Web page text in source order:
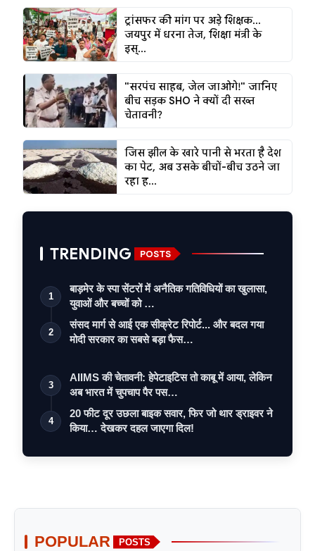
ट्रांसफर की मांग पर अड़े शिक्षक...
जयपुर में धरना तेज, शिक्षा मंत्री के
इस्...
"सरपंच साहब, जेल जाओगे!" जानिए
बीच सड़क SHO ने क्यों दी सख्त
चेतावनी?
जिस झील के खारे पानी से भरता है देश
का पेट, अब उसके बीचों-बीच उठने जा
रहा ह...
TRENDING POSTS
1
बाड़मेर के स्पा सेंटरों में अनैतिक गतिविधियों का खुलासा,
युवाओं और बच्चों को …
2
संसद मार्ग से आई एक सीक्रेट रिपोर्ट... और बदल गया
मोदी सरकार का सबसे बड़ा फैस…
3
AIIMS की चेतावनी: हेपेटाइटिस तो काबू में आया, लेकिन
अब भारत में चुपचाप पैर पस…
4
20 फीट दूर उछला बाइक सवार, फिर जो थार ड्राइवर ने
किया… देखकर दहल जाएगा दिल!
POPULAR POSTS